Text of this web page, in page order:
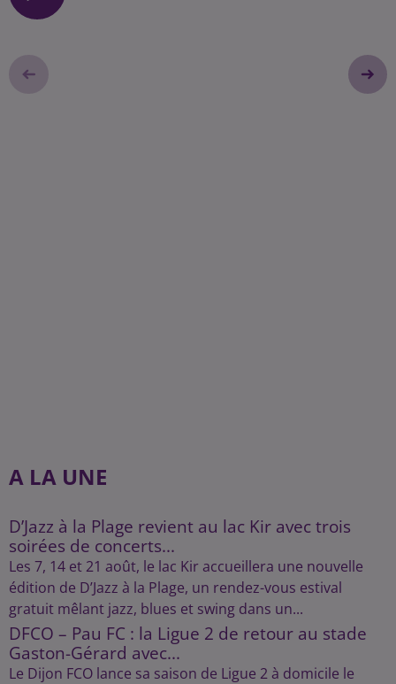
A LA UNE
D’Jazz à la Plage revient au lac Kir avec trois
soirées de concerts...
Les 7, 14 et 21 août, le lac Kir accueillera une nouvelle
édition de D’Jazz à la Plage, un rendez-vous estival
gratuit mêlant jazz, blues et swing dans un...
DFCO – Pau FC : la Ligue 2 de retour au stade
Gaston-Gérard avec...
Le Dijon FCO lance sa saison de Ligue 2 à domicile le